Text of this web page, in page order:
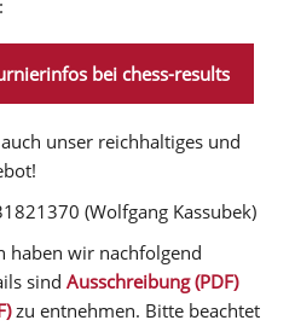
bei chess-results
unser reichhaltiges und
(Wolfgang Kassubek)
haben wir nachfolgend
sind Ausschreibung (PDF)
zu entnehmen. Bitte beachtet